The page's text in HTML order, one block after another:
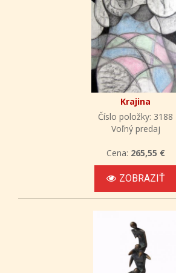
Krajina
Číslo položky: 3188
Voľný predaj
Cena: 265,55 €
ZOBRAZIŤ